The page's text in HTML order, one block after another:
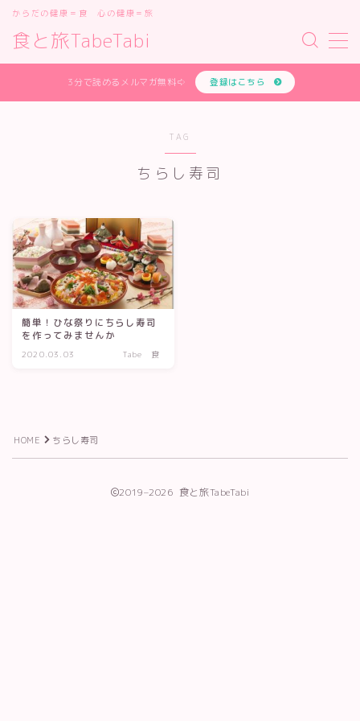
食と旅TabeTabi
からだの健康＝食 心の健康＝旅
MENU
あなたの体質を無料で診断します
お問い合わせフォーム
デモプリセット記事 #2
デモプリセット記事 #4
デモプリセット記事 #5
デモプリセット記事 #7
プライバシーポリシー
プライバシーポリシー
プロフィールと主な仕事の実績
体質診断テスト
利用規約／特定商取引法に基づく表記
特定商取引法に基づく表記
3分で読めるメルマガ無料⇨ 登録はこちら
TAG
ちらし寿司
簡単！ひな祭りにちらし寿司
を作ってみませんか
2020.03.03 Tabe 食
HOME ちらし寿司
2019–2026 食と旅TabeTabi